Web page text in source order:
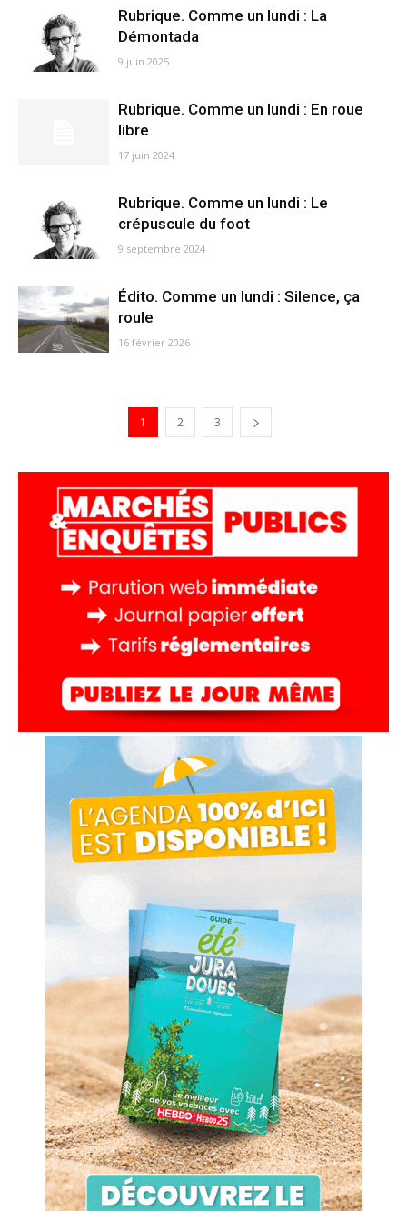
Rubrique. Comme un lundi : La
Démontada
9 juin 2025
Rubrique. Comme un lundi : En roue
libre
17 juin 2024
Rubrique. Comme un lundi : Le
crépuscule du foot
9 septembre 2024
Édito. Comme un lundi : Silence, ça
roule
16 février 2026
1 2 3